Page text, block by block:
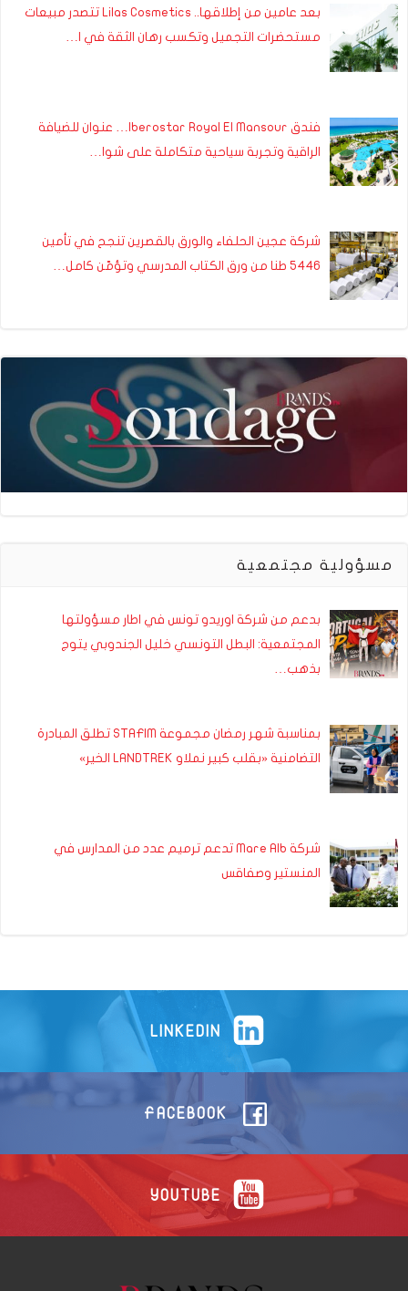
بعد عامين من إطلاقها.. Lilas Cosmetics تتصدر مبيعات
مستحضرات التجميل وتكسب رهان الثقة في ا…
فندق Iberostar Royal El Mansour… عنوان للضيافة
الراقية وتجربة سياحية متكاملة على شوا…
شركة عجين الحلفاء والورق بالقصرين تنجح في تأمين
5446 طنا من ورق الكتاب المدرسي وتؤمّن كامل…
مسؤولية مجتمعية
بدعم من شركة اوريدو تونس في اطار مسؤولتها
المجتمعية: البطل التونسي خليل الجندوبي يتوج
بذهب…
بمناسبة شهر رمضان مجموعة STAFIM تطلق المبادرة
التضامنية «بقلب كبير نملاو LANDTREK الخير»
شركة Mare Alb تدعم ترميم عدد من المدارس في
المنستير وصفاقس
LINKEDIN
FACEBOOK
YOUTUBE